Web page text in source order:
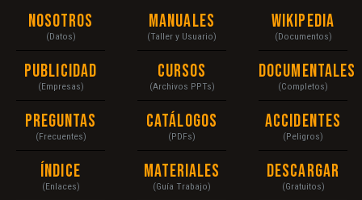
Nosotros
(Datos)
Publicidad
(Empresas)
Preguntas
(Frecuentes)
Índice
(Enlaces)
Manuales
(Taller y Usuario)
Cursos
(Archivos PPTs)
Catálogos
(PDFs)
Materiales
(Guía Trabajo)
Wikipedia
(Documentos)
Documentales
(Completos)
Accidentes
(Peligros)
Descargar
(Gratuitos)